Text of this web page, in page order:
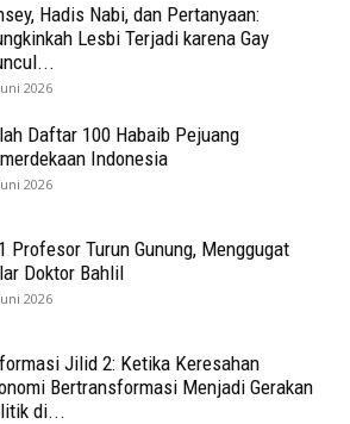
Hadis Nabi, dan Pertanyaan:
Lesbi Terjadi karena Gay
2026
Daftar 100 Habaib Pejuang
Indonesia
2026
Profesor Turun Gunung, Menggugat
Doktor Bahlil
2026
Jilid 2: Ketika Keresahan
Bertransformasi Menjadi Gerakan
di...